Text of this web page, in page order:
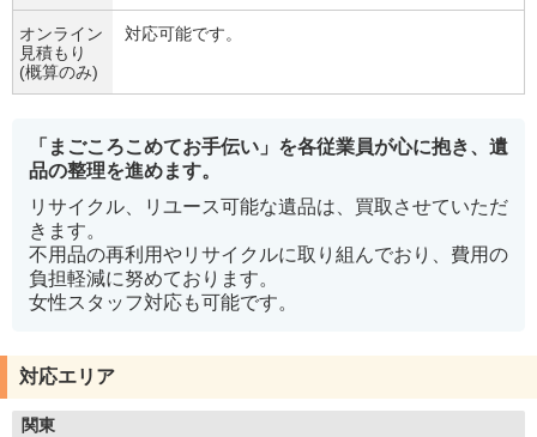
オンライン
見積もり
(概算のみ)
対応可能です。
「まごころこめてお手伝い」を各従業員が心に抱き、遺
品の整理を進めます。
リサイクル、リユース可能な遺品は、買取させていただ
きます。
不用品の再利用やリサイクルに取り組んでおり、費用の
負担軽減に努めております。
女性スタッフ対応も可能です。
対応エリア
関東